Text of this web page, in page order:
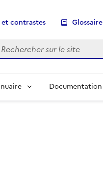
et contrastes Glossaire
sur le site
Documentation